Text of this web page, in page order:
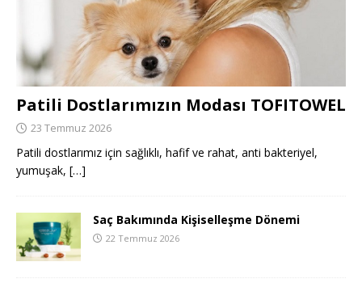
Patili Dostlarımızın Modası TOFITOWEL
23 Temmuz 2026
Patili dostlarımız için sağlıklı, hafif ve rahat, anti bakteriyel,
yumuşak, […]
Saç Bakımında Kişiselleşme Dönemi
22 Temmuz 2026